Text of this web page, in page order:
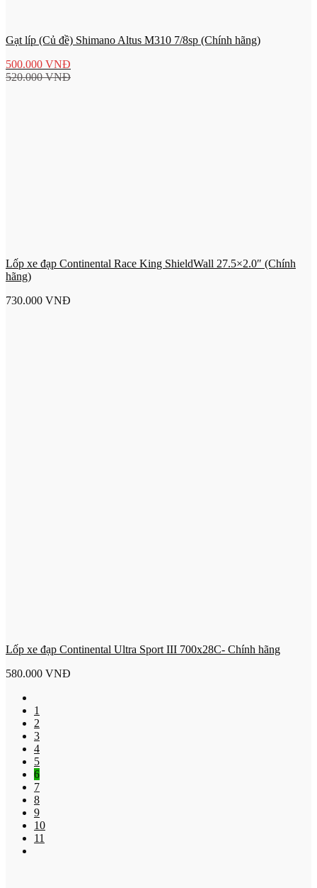
Gạt líp (Củ đề) Shimano Altus M310 7/8sp (Chính hãng)
500.000 VNĐ
520.000VNĐ
Lốp xe đạp Continental Race King ShieldWall 27.5×2.0″ (Chính
hãng)
730.000 VNĐ
Lốp xe đạp Continental Ultra Sport III 700x28C- Chính hãng
580.000 VNĐ
1
2
3
4
5
6
7
8
9
10
11